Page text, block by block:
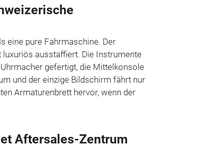
eine pure Fahrmaschine. Der
ausstaffiert. Die Instrumente
gefertigt, die Mittelkonsole
und der einzige Bildschirm fährt nur
Armaturenbrett hervor, wenn der
Aftersales-Zentrum